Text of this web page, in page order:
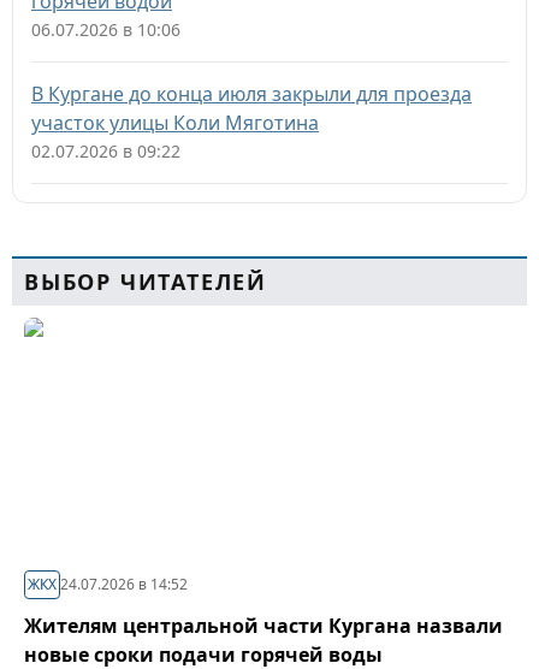
06.07.2026 в 10:06
В Кургане до конца июля закрыли для проезда
участок улицы Коли Мяготина
02.07.2026 в 09:22
ВЫБОР ЧИТАТЕЛЕЙ
ЖКХ24.07.2026 в 14:52
Жителям центральной части Кургана назвали
новые сроки подачи горячей воды